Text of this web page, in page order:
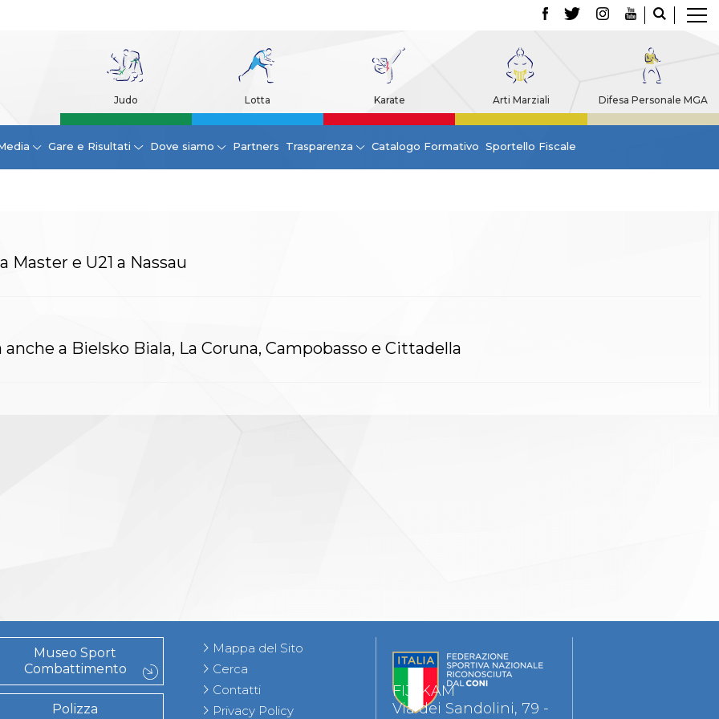
Judo Lotta Karate Arti Marziali Difesa Personale MGA
Gare e Risultati Dove siamo Partners Trasparenza Catalogo Formativo Sportello Fiscale
e U21 a Nassau
a Bielsko Biala, La Coruna, Campobasso e Cittadella
Museo Sport
Combattimento
Polizza
Mappa del Sito
Cerca
Contatti
Privacy Policy
FIJLKAM
Via dei Sandolini, 79 -